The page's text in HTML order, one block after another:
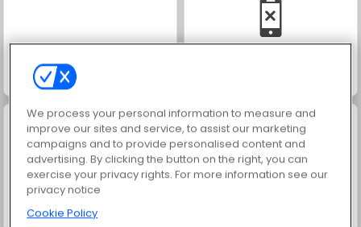
Grand Mahjong Connect
Jewel Garden Story
We process your personal information to measure and
improve our sites and service, to assist our marketing
campaigns and to provide personalised content and
advertising. By clicking the button on the right, you can
exercise your privacy rights. For more information see our
privacy notice
Cookie Policy